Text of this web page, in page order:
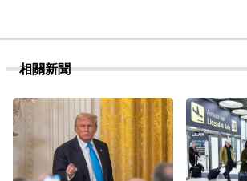
相關新聞